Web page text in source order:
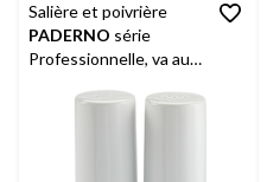
Salière et poivrière
PADERNO série
Professionnelle, va au